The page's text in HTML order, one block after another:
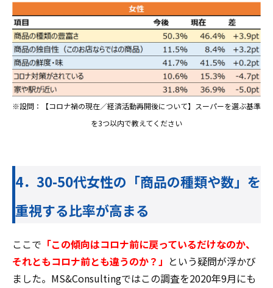
※設問：【コロナ禍の現在／経済活動再開後について】スーパーを選ぶ基準
を3つ以内で教えてください
4．30-50代女性の「商品の種類や数」を
重視する比率が高まる
ここで 「この傾向はコロナ前に戻っているだけなのか、
それともコロナ前とも違うのか？」 という疑問が浮かび
ました。MS&Consultingではこの調査を2020年9月にも